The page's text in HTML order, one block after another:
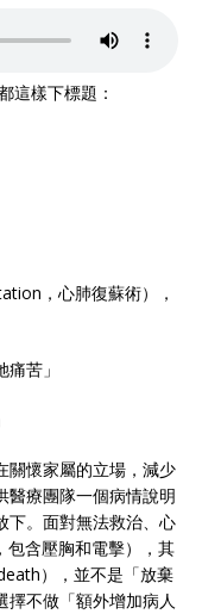
這樣下標題：
，心肺復蘇術），
苦」
關懷家屬的立場，減少
醫療團隊一個病情說明
下。面對無法救治、心
包含壓胸和電擊），其
），並不是「放棄
擇不做「額外增加病人